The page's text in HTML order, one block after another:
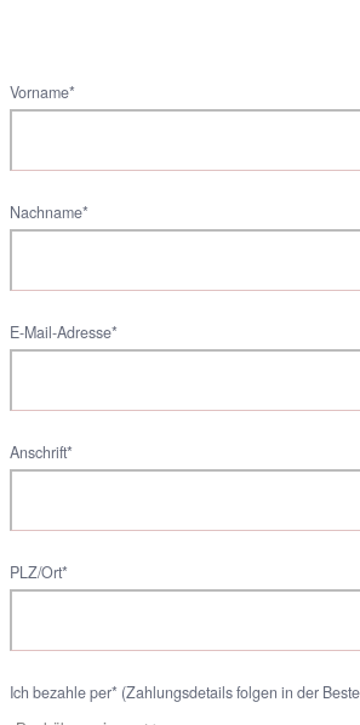
Vorname*
Nachname*
E-Mail-Adresse*
Anschrift*
PLZ/Ort*
Ich bezahle per* (Zahlungsdetails folgen in der